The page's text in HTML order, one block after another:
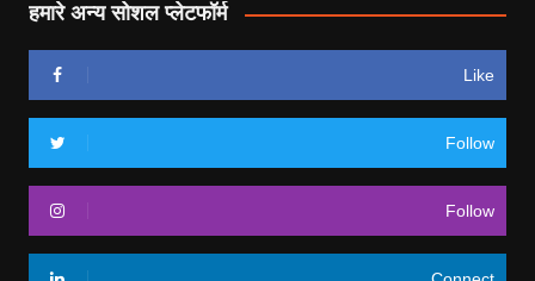
हमारे अन्य सोशल प्लेटफॉर्म
Like
Follow
Follow